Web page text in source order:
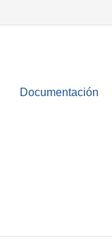
Documentación